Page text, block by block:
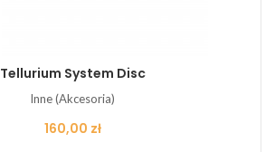
Tellurium System Disc
Inne (Akcesoria)
Cena
160,00 zł